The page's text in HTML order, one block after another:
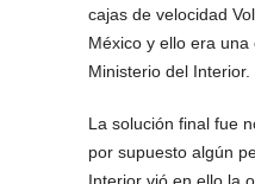
cajas de velocidad
México y ello era
Ministerio del Interior.
La solución final fue
por supuesto algún